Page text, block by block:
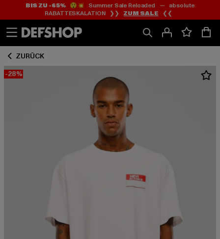
Zum
Inhalt
springen
Zum
Fußzeile
springen
BIS ZU -65%😲💥 Summer Sale Reloaded — absolute
RABATTESKALATION ❯❯ ZUM SALE ❮❮
ZURÜCK
-28%